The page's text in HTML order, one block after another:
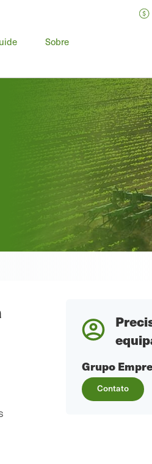
Sobre
Grupo
Contato